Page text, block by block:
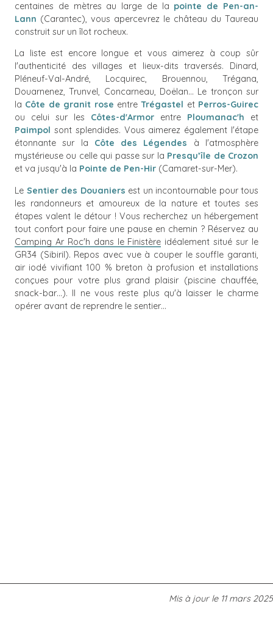
centaines de mètres au large de la pointe de Pen-an-
Lann (Carantec), vous apercevrez le château du Taureau
construit sur un îlot rocheux.
La liste est encore longue et vous aimerez à coup sûr
l'authenticité des villages et lieux-dits traversés. Dinard,
Pléneuf-Val-André, Locquirec, Brouennou, Trégana,
Douarnenez, Trunvel, Concarneau, Doëlan… Le tronçon sur
la Côte de granit rose entreTrégastel et Perros-Guirec
ou celui sur les Côtes-d'Armor entre Ploumanac'h et
Paimpol sont splendides. Vous aimerez également l'étape
étonnante sur la Côte des Légendes à l'atmosphère
mystérieuse ou celle qui passe sur la Presqu’île de Crozon
et va jusqu'à la Pointe de Pen-Hir (Camaret-sur-Mer).
Le Sentier des Douaniers est un incontournable pour tous
les randonneurs et amoureux de la nature et toutes ses
étapes valent le détour ! Vous recherchez un hébergement
tout confort pour faire une pause en chemin ? Réservez au
Camping Ar Roc'h dans le Finistère idéalement situé sur le
GR34 (Sibiril). Repos avec vue à couper le souffle garanti,
air iodé vivifiant 100 % breton à profusion et installations
conçues pour votre plus grand plaisir (piscine chauffée,
snack-bar…). Il ne vous reste plus qu'à laisser le charme
opérer avant de reprendre le sentier…
Mis à jour le 11 mars 2025